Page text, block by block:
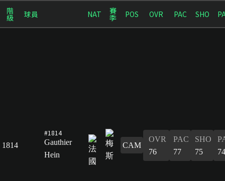
階
級 球員 NAT 賽
季 POS OVR PAC SHO
1814
#1814
Gauthier
Hein
CAM
OVR
76
PAC
77
SHO
75
74